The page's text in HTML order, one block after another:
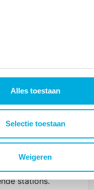
Alles toestaan
Selectie toestaan
Weigeren
Beenen samen
en
stations.